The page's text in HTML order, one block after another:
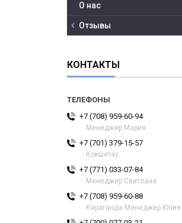
О нас
Отзывы
КОНТАКТЫ
+7 (708) 959-60-94
Менеджер Мария
+7 (701) 379-15-57
Кокшетау
+7 (771) 033-07-84
Менеджер Светлана
+7 (708) 959-60-88
Караганда Менеджер Юлия